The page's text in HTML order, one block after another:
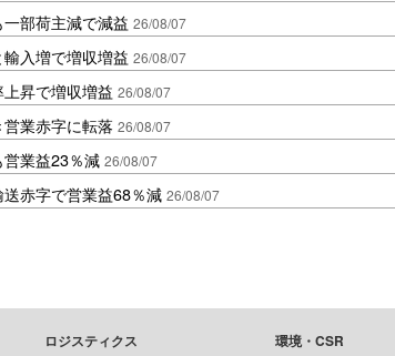
部荷主減で減益 26/08/07
入増で増収増益 26/08/07
昇で増収増益 26/08/07
業赤字に転落 26/08/07
業益23％減 26/08/07
赤字で営業益68％減 26/08/07
ロジスティクス 環境・CSR